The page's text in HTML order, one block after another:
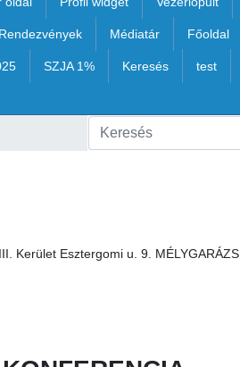
Rendezvények Médiatár Főoldal
SZJA 1% Keresés test
Kerület Esztergomi u. 9. MÉLYGARÁZS